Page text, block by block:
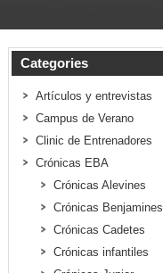
Categories
Artículos y entrevistas
Campus de Verano
Clinic de Entrenadores
Crónicas EBA
Crónicas Alevines
Crónicas Benjamines
Crónicas Cadetes
Crónicas infantiles